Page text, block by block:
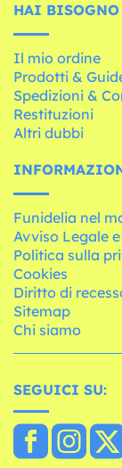
HAI
Il mio ordine
Prodotti &
Spedizioni &
Restituzioni
Altri dubbi
Funidelia nel
Avviso Legale
Politica sulla
Cookies
Diritto di
Sitemap
Chi siamo
SEGUICI SU: